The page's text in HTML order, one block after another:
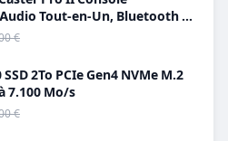
Tout-en-Un, Bluetooth et
€
2To PCIe Gen4 NVMe M.2
7.100 Mo/s
€